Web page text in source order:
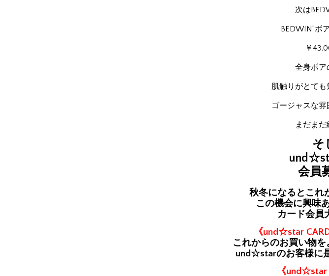
次は
BEDWIN”ボ
￥
全身ボア
肌触りがとても
ゴージャスな雰
まだまだ
そ
会員
秋冬になるとこれ
この機会に興味
カード会員
《und☆star
これからのお買い物を
und☆starのお客様に
《und☆star